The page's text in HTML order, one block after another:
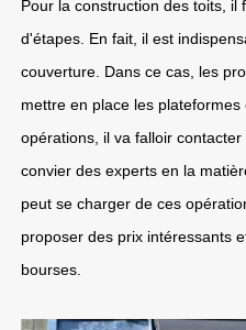
Pour la construction des toits,
d'étapes. En fait, il est
couverture. Dans ce cas, les
mettre en place les
opérations, il va falloir
convier des experts en la
peut se charger de ces
proposer des prix intéressants
bourses.